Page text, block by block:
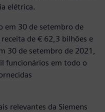
elétrica.
em 30 de setembro de
de € 62,3 bilhões e
30 de setembro de 2021,
funcionários em todo o
relevantes da Siemens